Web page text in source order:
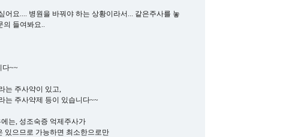
어요.... 병원을 바꿔야 하는 상황이라서... 같은주사를 놓
의 들여봐요..
다~~
는 주사약이 있고,
는 주사약제 등이 있습니다~~
는, 성조숙증 억제주사가
있으므로 가능하면 최소한으로만